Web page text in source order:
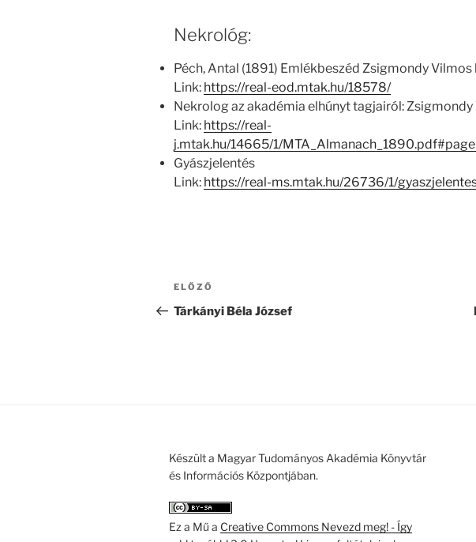
Nekrológ:
Péch, Antal (1891) Emlékbeszéd Zsigmondy
Link: https://real-eod.mtak.hu/18578/
Nekrolog az akadémia elhúnyt tagjairól:
Link: https://real-
j.mtak.hu/14665/1/
Gyászjelentés
Link: https://real-ms.mtak.hu/26736/1/
Bejegyzés
navigáció
Korábbi
bejegyzés
ELŐZŐ
Tárkányi Béla József
Készült a Magyar Tudományos Akadémia Könyvtár
és Információs Központjában.
Ez a Mű a Creative Commons Nevezd meg! - Így